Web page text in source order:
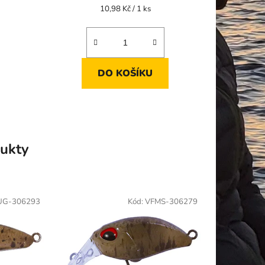
Měrná
10,98 Kč / 1 ks
DO KOŠÍKU
306293 Kód: VFMS-306279